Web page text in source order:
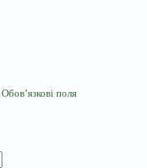
Обов’язкові поля